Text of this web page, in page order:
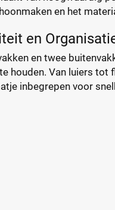
en het
en
en twee
houden. Van luiers tot
inbegrepen voor